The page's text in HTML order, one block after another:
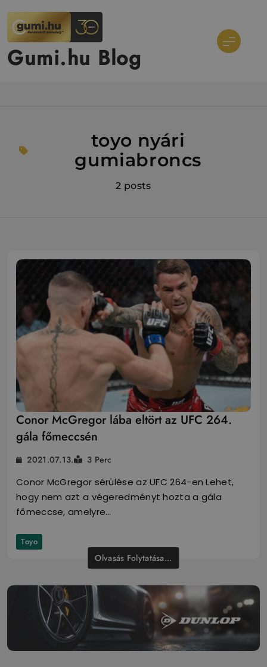
tartalomra
Gumi.hu Blog
toyo nyári
gumiabroncs
2 posts
Conor McGregor lába eltört az UFC 264.
gála főmeccsén
2021.07.13. 3 Perc
Conor McGregor sérülése az UFC 264-en Lehet,
hogy nem azt a végeredményt hozta a gála
főmeccse, amelyre…
Toyo
Olvasás Folytatása...